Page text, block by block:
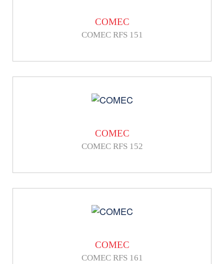
COMEC
COMEC RFS 151
COMEC
COMEC RFS 152
COMEC
COMEC RFS 161